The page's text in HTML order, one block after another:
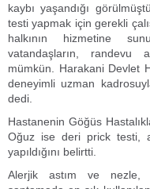
kaybı yaşandığı
testi yapmak için gerekli
halkının hizmetine
vatandaşların, randevu
mümkün. Harakani Devlet
deneyimli uzman
dedi.
Hastanenin Göğüs
Oğuz ise deri prick testi,
yapıldığını belirtti.
Alerjik astım ve nezle,